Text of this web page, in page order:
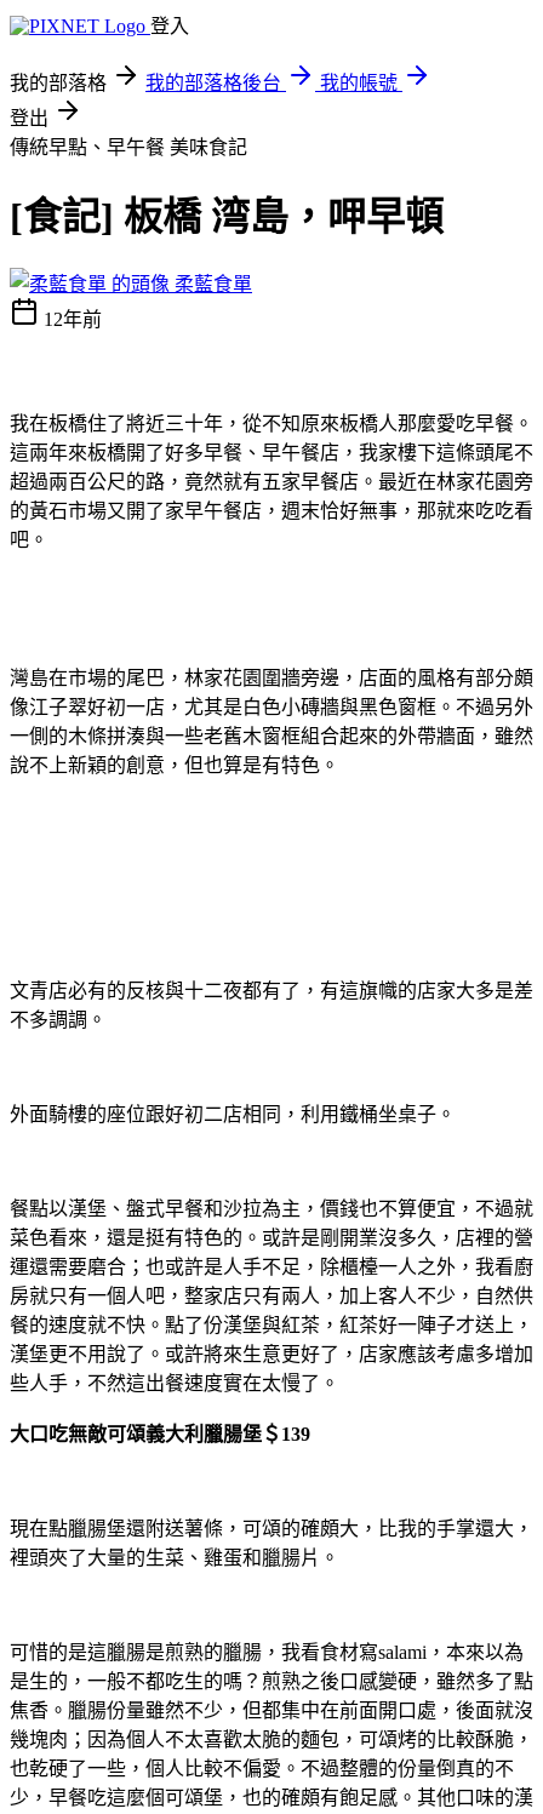
登入
我的部落格 我的部落格後台
我的帳號
登出
傳統早點、早午餐 美味食記
[食記] 板橋 湾島，呷早頓
柔藍食單
12年前
我在板橋住了將近三十年，從不知原來板橋人那麼愛吃早餐。
這兩年來板橋開了好多早餐、早午餐店，我家樓下這條頭尾不
超過兩百公尺的路，竟然就有五家早餐店。最近在林家花園旁
的黃石市場又開了家早午餐店，週末恰好無事，那就來吃吃看
吧。
灣島在市場的尾巴，林家花園圍牆旁邊，店面的風格有部分頗
像江子翠好初一店，尤其是白色小磚牆與黑色窗框。不過另外
一側的木條拼湊與一些老舊木窗框組合起來的外帶牆面，雖然
說不上新穎的創意，但也算是有特色。
文青店必有的反核與十二夜都有了，有這旗幟的店家大多是差
不多調調。
外面騎樓的座位跟好初二店相同，利用鐵桶坐桌子。
餐點以漢堡、盤式早餐和沙拉為主，價錢也不算便宜，不過就
菜色看來，還是挺有特色的。或許是剛開業沒多久，店裡的營
運還需要磨合；也或許是人手不足，除櫃檯一人之外，我看廚
房就只有一個人吧，整家店只有兩人，加上客人不少，自然供
餐的速度就不快。點了份漢堡與紅茶，紅茶好一陣子才送上，
漢堡更不用說了。或許將來生意更好了，店家應該考慮多增加
些人手，不然這出餐速度實在太慢了。
大口吃無敵可頌義大利臘腸堡＄139
現在點臘腸堡還附送薯條，可頌的確頗大，比我的手掌還大，
裡頭夾了大量的生菜、雞蛋和臘腸片。
可惜的是這臘腸是煎熟的臘腸，我看食材寫salami，本來以為
是生的，一般不都吃生的嗎？煎熟之後口感變硬，雖然多了點
焦香。臘腸份量雖然不少，但都集中在前面開口處，後面就沒
幾塊肉；因為個人不太喜歡太脆的麵包，可頌烤的比較酥脆，
也乾硬了一些，個人比較不偏愛。不過整體的份量倒真的不
少，早餐吃這麼個可頌堡，也的確頗有飽足感。其他口味的漢